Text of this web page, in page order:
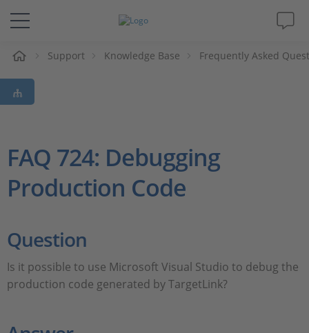
솔루션 및 제품
Support
Magazine
인재채용
Support Knowledge Base Frequently Asked
FAQ 724: Debugging
Production Code
Question
Is it possible to use Microsoft Visual Studio to debug the
production code generated by TargetLink?